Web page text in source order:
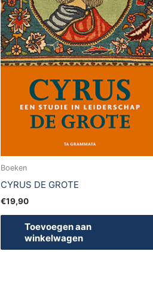
Boeken
CYRUS DE GROTE
€19,90
Toevoegen aan
winkelwagen